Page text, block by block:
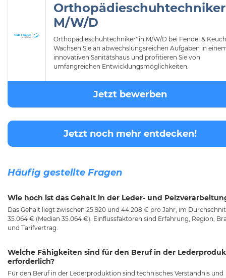
M/W/D
Orthopädieschuhtechniker*in M/W/D bei Fendel &
Wachsen Sie an abwechslungsreichen Aufgaben in
innovativen Sanitätshaus und profitieren Sie von
umfangreichen Entwicklungsmöglichkeiten.
Jetzt bewerben
Jetzt noch mehr entdecken!
Häufig gestellte Fragen
Wie hoch ist das Gehalt in der Leder- und
Das Gehalt liegt zwischen 25.920 und 44.208 € pro Jahr, im
35.064 € (Median 35.064 €). Einflussfaktoren sind Erfahrung, Region,
und Tarifvertrag.
Welche Fähigkeiten sind für den Beruf in der
erforderlich?
Für den Beruf in der Lederproduktion sind technisches Verständnis und